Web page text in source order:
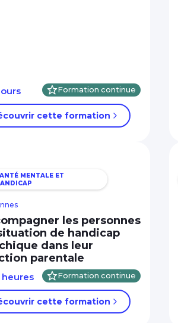
Formation continue
cette formation
MENTALE ET
les personnes
de handicap
dans leur
parentale
heures Formation continue
cette formation